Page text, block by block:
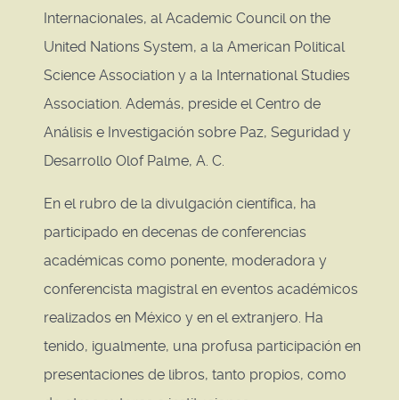
Internacionales, al Academic Council on the
United Nations System, a la American Political
Science Association y a la International Studies
Association. Además, preside el Centro de
Análisis e Investigación sobre Paz, Seguridad y
Desarrollo Olof Palme, A. C.
En el rubro de la divulgación científica, ha
participado en decenas de conferencias
académicas como ponente, moderadora y
conferencista magistral en eventos académicos
realizados en México y en el extranjero. Ha
tenido, igualmente, una profusa participación en
presentaciones de libros, tanto propios, como